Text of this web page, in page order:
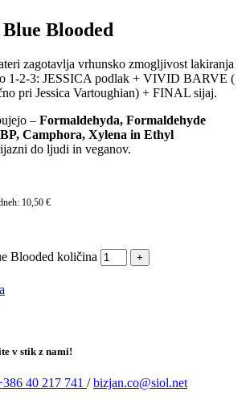
Blooded
zagotavlja vrhunsko zmogljivost lakiranja
1-2-3: JESSICA podlak + VIVID BARVE (
pri Jessica Vartoughian) + FINAL sijaj.
– Formaldehyda, Formaldehyde
Camphora, Xylena in Ethyl
do ljudi in veganov.
10,50 €
Blooded količina
+
v stik z nami!
40 217 741 /bizjan.co@siol.net